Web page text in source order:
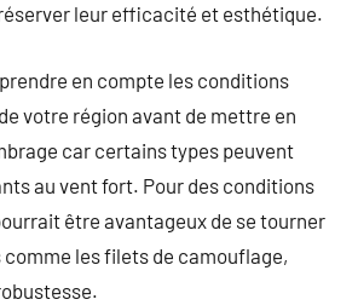
leur efficacité et esthétique.
en compte les conditions
votre région avant de mettre en
car certains types peuvent
au vent fort. Pour des conditions
être avantageux de se tourner
les filets de camouflage,